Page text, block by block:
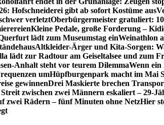
Hofschneiderei gibt ab sofort Kostüme aus
verletztOberbürgermeister gratuliert:
Kleine Pedale, große Forderung –
lädt zum Museumstag einWeinathlon
Altkleider-Ärger und Kita-Sorgen:
lädt zur Radtour am Geiseltalsee und zum
Anhalt steht vor teurem DilemmaWenn ein
umHüpfburgenpark macht im Mai
gewinnenDrei Maskierte brechen
zwischen zwei Männern eskaliert – 29-
zwei Rädern – fünf Minuten ohne NetzHier